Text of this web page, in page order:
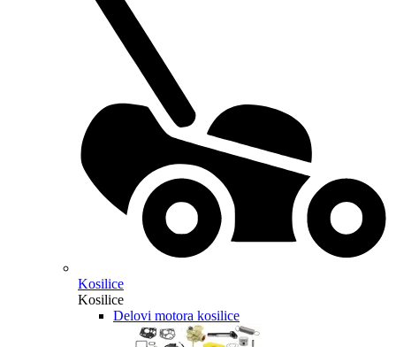
Kosilice
Kosilice
Delovi motora kosilice